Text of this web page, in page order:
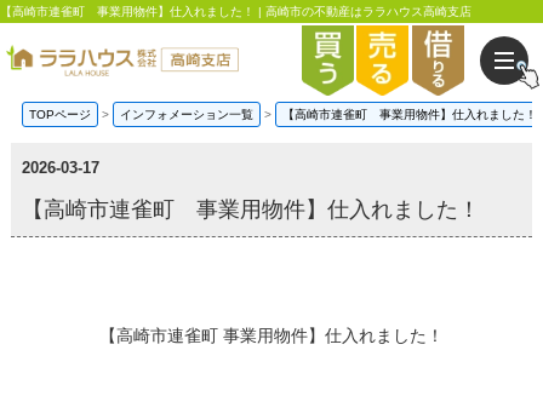
【高崎市連雀町 事業用物件】仕入れました！ | 高崎市の不動産はララハウス高崎支店
TOPページ インフォメーション一覧 【高崎市連雀町 事業用物件】仕入れました！
2026-03-17
【高崎市連雀町 事業用物件】仕入れました！
【高崎市連雀町 事業用物件】仕入れました！